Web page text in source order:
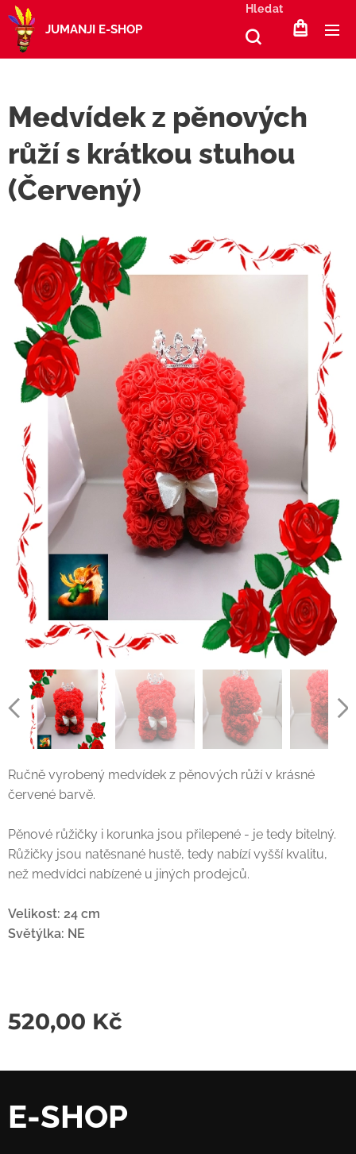
JUMANJI E-SHOP
Hledat
Medvídek z pěnových
růží s krátkou stuhou
(Červený)
Ručně vyrobený medvídek z pěnových růží v krásné
červené barvě.
Pěnové růžičky i korunka jsou přilepené - je tedy bitelný.
Růžičky jsou natěsnané hustě, tedy nabízí vyšší kvalitu,
než medvídci nabízené u jiných prodejců.
Velikost: 24 cm
Světýlka: NE
520,00 Kč
E-SHOP